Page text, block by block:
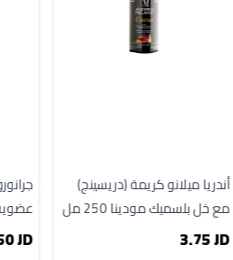
أندريا ميلانو كريمة (دريسينج)
مع خل بلسميك مودينا 250 مل
3.75 JD
عضوية
JD